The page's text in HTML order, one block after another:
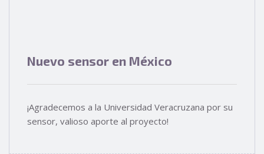
Nuevo sensor en México
¡Agradecemos a la Universidad Veracruzana por su
sensor, valioso aporte al proyecto!